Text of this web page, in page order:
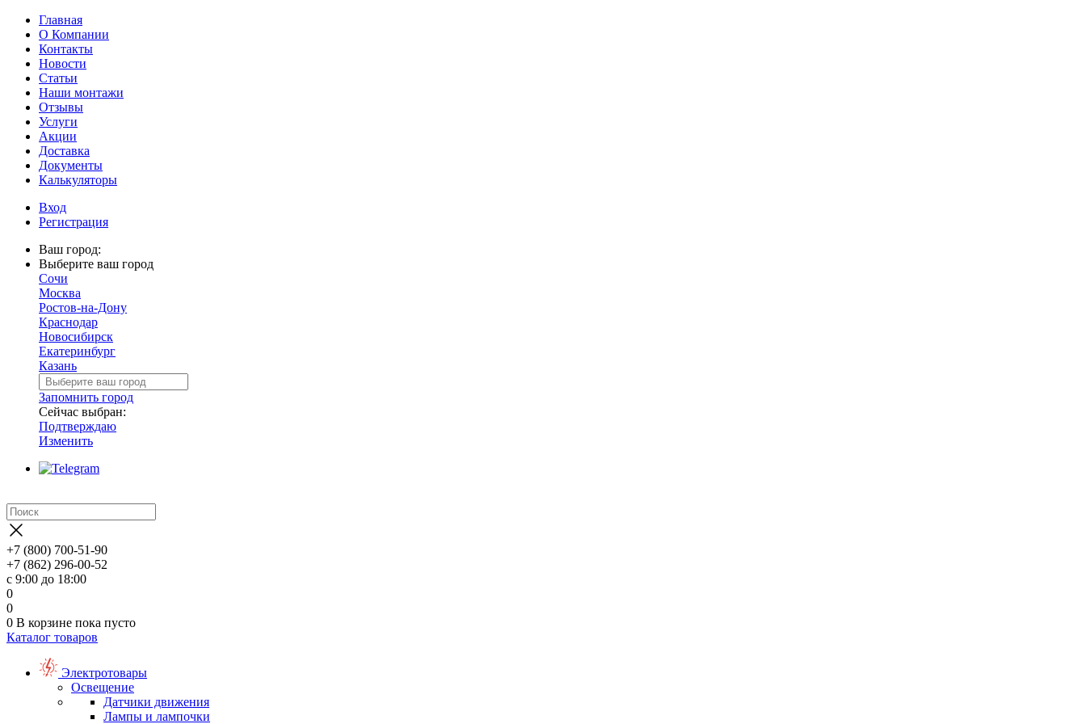
Главная
О Компании
Контакты
Новости
Статьи
Наши монтажи
Отзывы
Услуги
Акции
Доставка
Документы
Калькуляторы
Вход
Регистрация
Ваш город:
Выберите ваш город
Сочи
Москва
Ростов-на-Дону
Краснодар
Новосибирск
Екатеринбург
Казань
Запомнить город
Сейчас выбран:
Подтверждаю
Изменить
+7 (800) 700-51-90
+7 (862) 296-00-52
с 9:00 до 18:00
0
0
0 В корзине пока пусто
Каталог товаров
Электротовары
Освещение
Датчики движения
Лампы и лампочки